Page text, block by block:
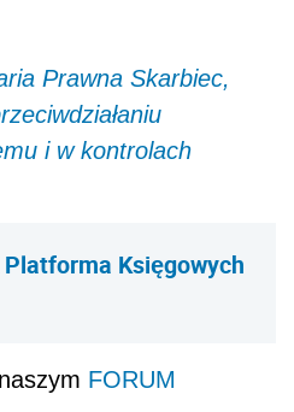
Prawna Skarbiec,
i w kontrolach
Platforma Księgowych
FORUM